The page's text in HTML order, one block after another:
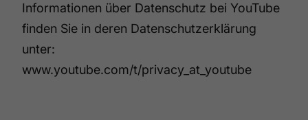
Informationen über Datenschutz bei YouTube
finden Sie in deren Datenschutzerklärung
unter:
www.youtube.com/t/privacy_at_youtube